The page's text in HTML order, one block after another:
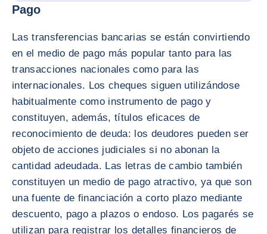
Pago
Las transferencias bancarias se están convirtiendo
en el medio de pago más popular tanto para las
transacciones nacionales como para las
internacionales. Los cheques siguen utilizándose
habitualmente como instrumento de pago y
constituyen, además, títulos eficaces de
reconocimiento de deuda: los deudores pueden ser
objeto de acciones judiciales si no abonan la
cantidad adeudada. Las letras de cambio también
constituyen un medio de pago atractivo, ya que son
una fuente de financiación a corto plazo mediante
descuento, pago a plazos o endoso. Los pagarés se
utilizan para registrar los detalles financieros de